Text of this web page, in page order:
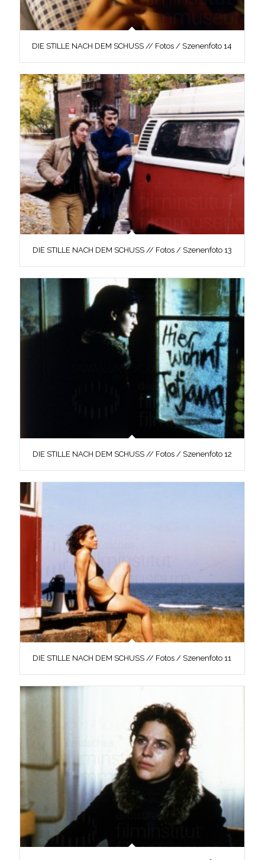
DIE STILLE NACH DEM SCHUSS // Fotos / Szenenfoto 14
DIE STILLE NACH DEM SCHUSS // Fotos / Szenenfoto 13
DIE STILLE NACH DEM SCHUSS // Fotos / Szenenfoto 12
DIE STILLE NACH DEM SCHUSS // Fotos / Szenenfoto 11